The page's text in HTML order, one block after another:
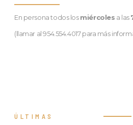
En persona todos los miércoles a las
(llamar al 954.554.4017 para más
ÚLTIMAS